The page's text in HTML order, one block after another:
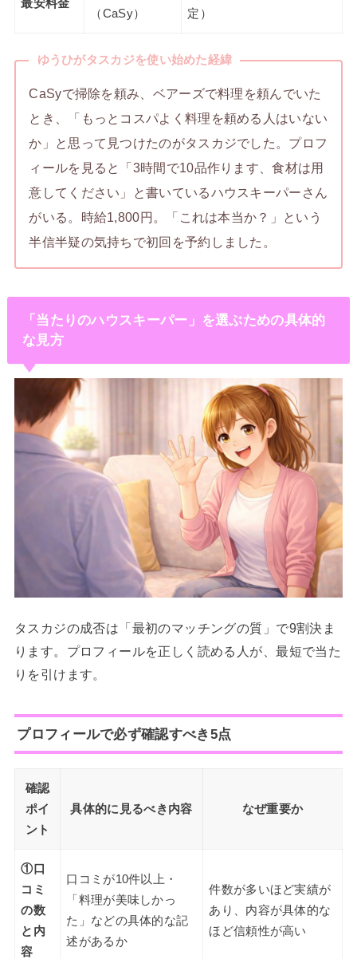
最安料金
（CaSy）
定）
ゆうひがタスカジを使い始めた経緯
CaSyで掃除を頼み、ベアーズで料理を頼んでいた
とき、「もっとコスパよく料理を頼める人はいない
か」と思って見つけたのがタスカジでした。プロフ
ィールを見ると「3時間で10品作ります、食材は用
意してください」と書いているハウスキーパーさん
がいる。時給1,800円。「これは本当か？」という
半信半疑の気持ちで初回を予約しました。
「当たりのハウスキーパー」を選ぶための具体的
な見方
タスカジの成否は「最初のマッチングの質」で9割決ま
ります。プロフィールを正しく読める人が、最短で当た
りを引けます。
プロフィールで必ず確認すべき5点
確認
ポイ
ント
具体的に見るべき内容 なぜ重要か
①口
コミ
の数
と内
容
口コミが10件以上・
「料理が美味しかっ
た」などの具体的な記
述があるか
件数が多いほど実績が
あり、内容が具体的な
ほど信頼性が高い